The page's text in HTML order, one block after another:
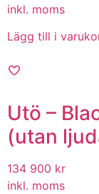
inkl. moms
Lägg till i
Utö –
(utan
134 900 kr
inkl. moms